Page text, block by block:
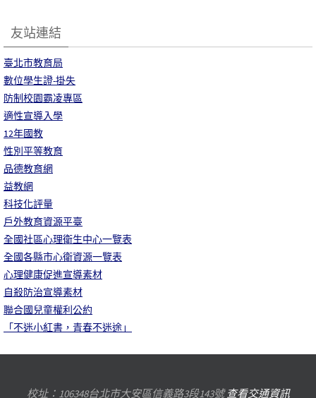
友站連結
臺北市教育局
數位學生證-掛失
防制校園霸凌專區
適性宣導入學
12年國教
性別平等教育
品德教育網
益教網
科技化評量
戶外教育資源平臺
全國社區心理衛生中心一覽表
全國各縣市心衛資源一覽表
心理健康促進宣導素材
自殺防治宣導素材
聯合國兒童權利公約
「不迷小紅書，青春不迷途」
校址：106348台北市大安區信義路3段143號查看交通資訊